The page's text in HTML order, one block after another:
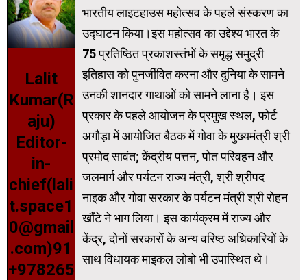
Lalit
Kumar(R
aju)
Editor-
in-
chief(lali
t.space1
0@gmail
.com)91
+978265
भारतीय लाइटहाउस महोत्सव के पहले संस्करण का
उद्घाटन किया।इस महोत्सव का उद्देश्य भारत के
75 प्रतिष्ठित प्रकाशस्तंभों के समृद्ध समुद्री
इतिहास को पुनर्जीवित करना और दुनिया के सामने
उनकी शानदार गाथाओं को सामने लाना है। इस
प्रकार के पहले आयोजन के प्रमुख स्थल, फोर्ट
अगौड़ा में आयोजित बैठक में गोवा के मुख्यमंत्री श्री
प्रमोद सावंत; केंद्रीय पत्तन, पोत परिवहन और
जलमार्ग और पर्यटन राज्य मंत्री, श्री श्रीपद
नाइक और गोवा सरकार के पर्यटन मंत्री श्री रोहन
खौंटे ने भाग लिया। इस कार्यक्रम में राज्य और
केंद्र, दोनों सरकारों के अन्य वरिष्ठ अधिकारियों के
साथ विधायक माइकल लोबो भी उपास्थित थे।